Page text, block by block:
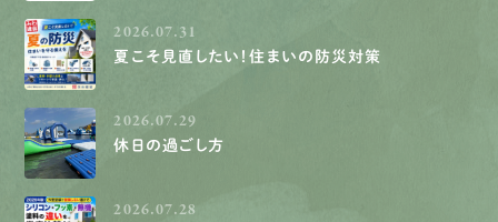
2026.07.31
夏こそ見直したい！住まいの防災対策
2026.07.29
休日の過ごし方
2026.07.28